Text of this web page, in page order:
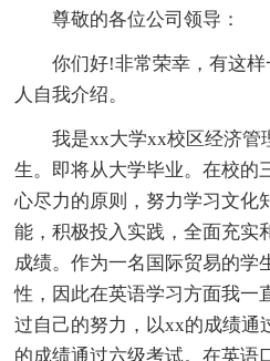
尊敬的各位公司领导：
你们好!非常荣幸，有这
人自我介绍。
我是xx大学xx校区经济管
生。即将从大学毕业。在校的
心尽力的原则，努力学习文化
能，积极投入实践，全面充实
成绩。作为一名国际贸易的学
性，因此在英语学习方面我一
过自己的努力，以xx的成绩通
的成绩通过六级考试。在英语